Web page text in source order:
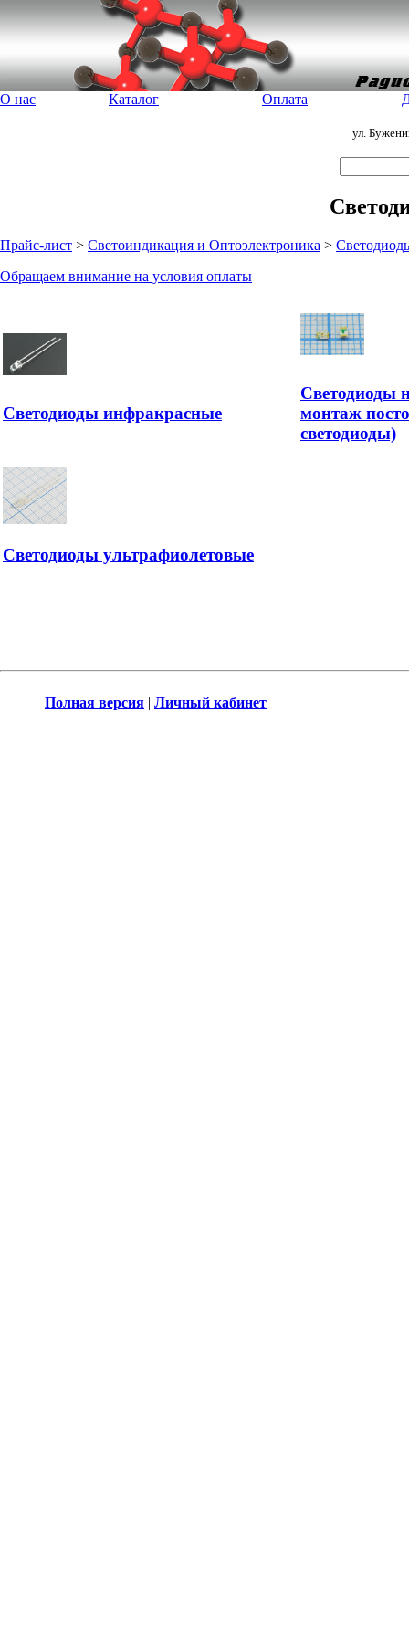
О нас Каталог Оплата
ул.
Прайс-лист > Светоиндикация и Оптоэлектроника >
Обращаем внимание на условия оплаты
Светодиоды инфракрасные
Светодиоды
монтаж
светодиоды)
Светодиоды ультрафиолетовые
Полная версия | Личный кабинет